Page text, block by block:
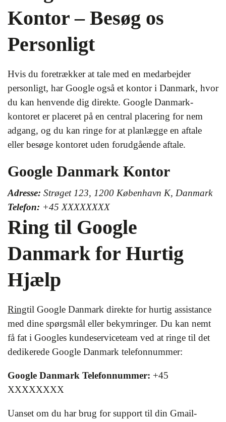
Kontor – Besøg os
Personligt
Hvis du foretrækker at tale med en medarbejder
personligt, har Google også et kontor i Danmark, hvor
du kan henvende dig direkte. Google Danmark-
kontoret er placeret på en central placering for nem
adgang, og du kan ringe for at planlægge en aftale
eller besøge kontoret uden forudgående aftale.
Google Danmark Kontor
Adresse: Strøget 123, 1200 København K, Danmark
Telefon: +45 XXXXXXXX
Ring til Google
Danmark for Hurtig
Hjælp
Ringtil Google Danmark direkte for hurtig assistance
med dine spørgsmål eller bekymringer. Du kan nemt
få fat i Googles kundeserviceteam ved at ringe til det
dedikerede Google Danmark telefonnummer:
Google Danmark Telefonnummer: +45
XXXXXXXX
Uanset om du har brug for support til din Gmail-